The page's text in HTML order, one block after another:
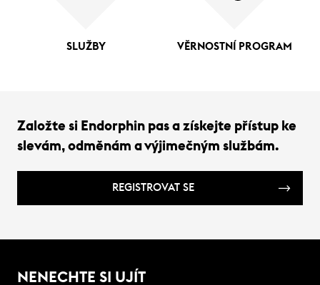
SLUŽBY VĚRNOSTNÍ PROGRAM
Založte si Endorphin pas a získejte přístup ke
slevám, odměnám a výjimečným službám.
REGISTROVAT SE
NENECHTE SI UJÍT